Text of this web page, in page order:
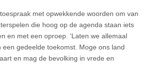
met opwekkende woorden om van
die hoog op de agenda staan iets
en met een oproep. ‘Laten we allemaal
een gedeelde toekomst. Moge ons land
en mag de bevolking in vrede en